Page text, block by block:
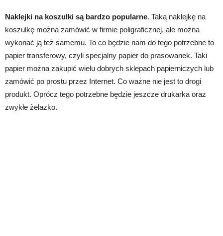
Naklejki na koszulki są bardzo popularne. Taką naklejkę na
koszulkę można zamówić w firmie poligraficznej, ale można
wykonać ją też samemu. To co będzie nam do tego potrzebne to
papier transferowy, czyli specjalny papier do prasowanek. Taki
papier można zakupić wielu dobrych sklepach papierniczych lub
zamówić po prostu przez Internet. Co ważne nie jest to drogi
produkt. Oprócz tego potrzebne będzie jeszcze drukarka oraz
zwykłe żelazko.